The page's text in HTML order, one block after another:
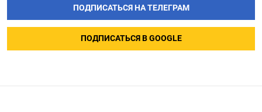
ПОДПИСАТЬСЯ НА ТЕЛЕГРАМ
ПОДПИСАТЬСЯ В GOOGLE